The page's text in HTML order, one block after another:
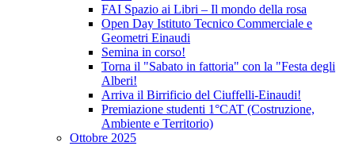
FAI Spazio ai Libri – Il mondo della rosa
Open Day Istituto Tecnico Commerciale e
Geometri Einaudi
Semina in corso!
Torna il "Sabato in fattoria" con la "Festa degli
Alberi!
Arriva il Birrificio del Ciuffelli-Einaudi!
Premiazione studenti 1°CAT (Costruzione,
Ambiente e Territorio)
Ottobre 2025